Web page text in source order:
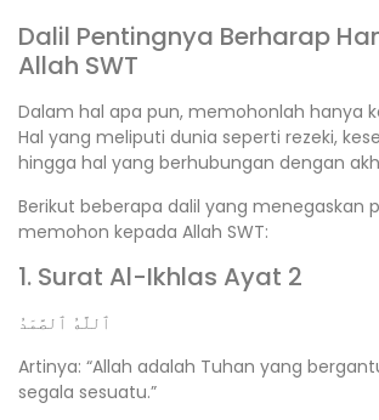
Dalil Pentingnya Berharap
Allah SWT
Dalam hal apa pun, memohonlah hanya
Hal yang meliputi dunia seperti rezeki,
hingga hal yang berhubungan dengan
Berikut beberapa dalil yang menegaskan
memohon kepada Allah SWT:
1. Surat Al-Ikhlas Ayat 2
ٱللَّهُ ٱلصَّمَدُ
Artinya: “Allah adalah Tuhan yang
segala sesuatu.”